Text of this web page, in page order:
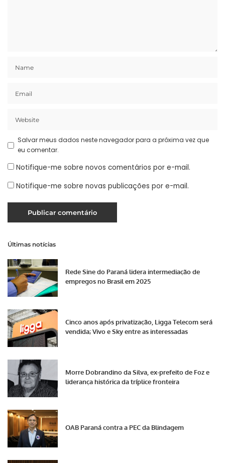
Salvar meus dados neste navegador para a próxima vez que
eu comentar.
Notifique-me sobre novos comentários por e-mail.
Notifique-me sobre novas publicações por e-mail.
Últimas notícias
Rede Sine do Paraná lidera intermediação de
empregos no Brasil em 2025
Cinco anos após privatização, Ligga Telecom será
vendida; Vivo e Sky entre as interessadas
Morre Dobrandino da Silva, ex-prefeito de Foz e
liderança histórica da tríplice fronteira
OAB Paraná contra a PEC da Blindagem